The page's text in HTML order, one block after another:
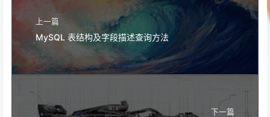
上一篇
MySQL 表结构及字段描述查询方法
下一篇